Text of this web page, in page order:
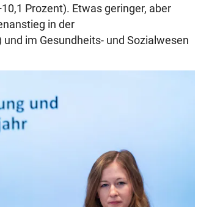
Prozent). Etwas geringer, aber
in der
im Gesundheits- und Sozialwesen